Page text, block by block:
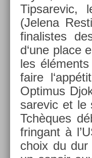
Tip­sarevic,
(Jelena
fin­alis­tes
d‘une place
les
faire
Opt­imus
sarevic et le
Tchèques
frin­gant à
choix du